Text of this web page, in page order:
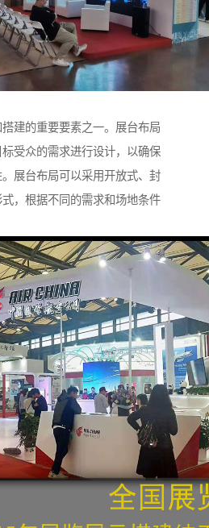
建的重要要素之一。展台布局
受众的需求进行设计，以确保
展台布局可以采用开放式、封
，根据不同的需求和场地条件